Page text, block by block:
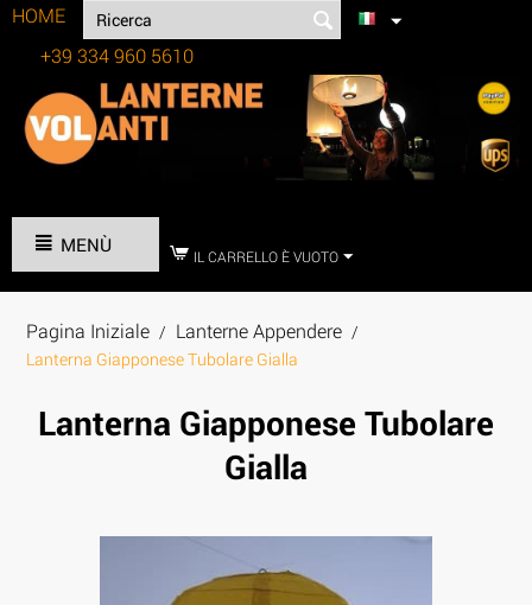
HOME
+39 334 960 5610
MENÙ IL CARRELLO È VUOTO
Pagina Iniziale / Lanterne Appendere /
Lanterna Giapponese Tubolare Gialla
Lanterna Giapponese Tubolare
Gialla